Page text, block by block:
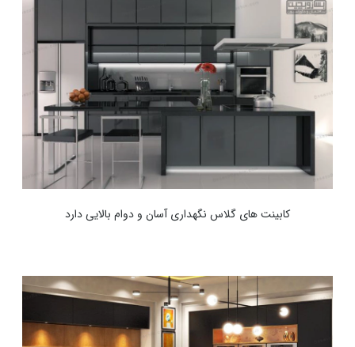
کابینت های گلاس نگهداری آسان و دوام بالایی دارد